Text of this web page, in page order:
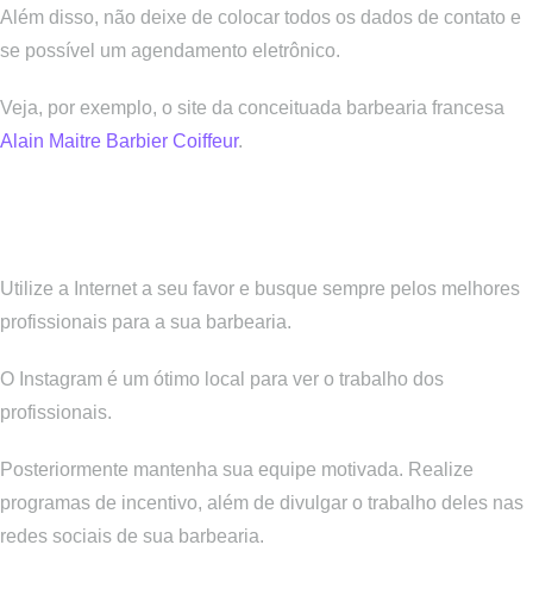
Além disso, não deixe de colocar todos os dados de contato e
se possível um agendamento eletrônico.
Veja, por exemplo, o site da conceituada barbearia francesa
Alain Maitre Barbier Coiffeur.
Utilize a Internet a seu favor e busque sempre pelos melhores
profissionais para a sua barbearia.
O Instagram é um ótimo local para ver o trabalho dos
profissionais.
Posteriormente mantenha sua equipe motivada. Realize
programas de incentivo, além de divulgar o trabalho deles nas
redes sociais de sua barbearia.